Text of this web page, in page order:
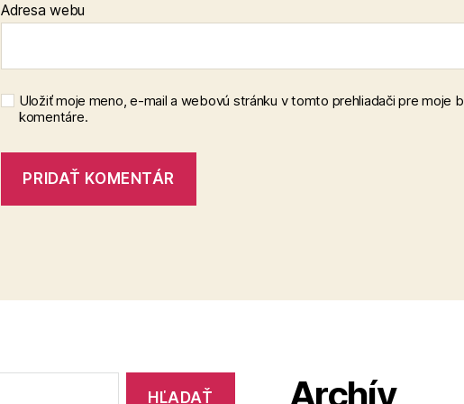
Adresa webu
Uložiť moje meno, e-mail a webovú stránku v tomto prehliadači pre moje
komentáre.
Archív